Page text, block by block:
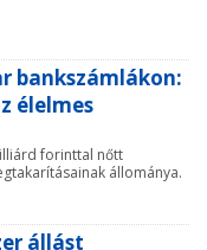
bankszámlákon:
élelmes
forinttal nőtt
állománya.
állást